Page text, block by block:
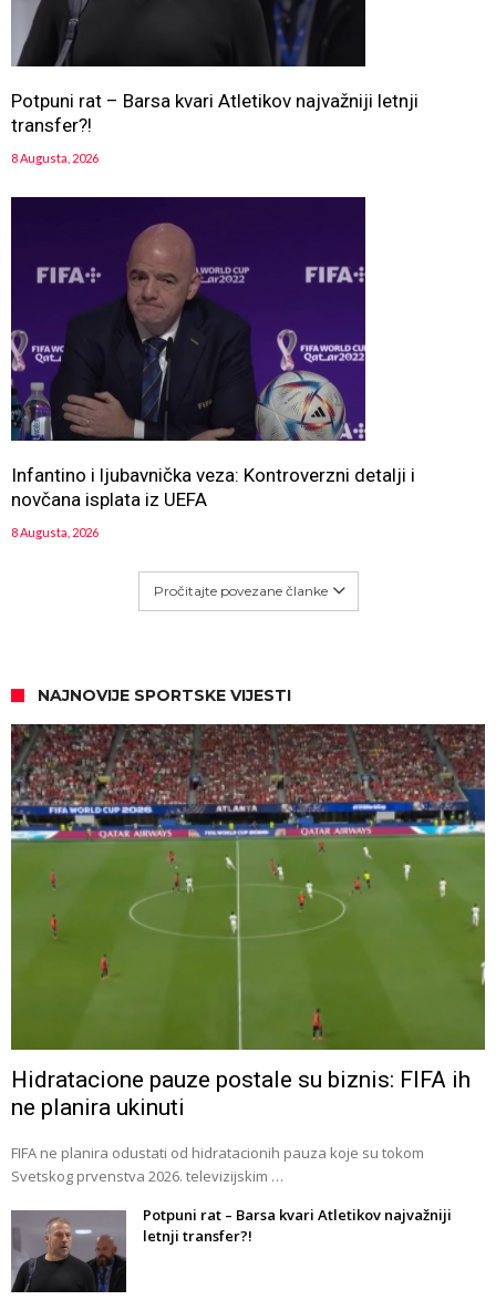
Potpuni rat – Barsa kvari Atletikov najvažniji letnji
transfer?!
8 Augusta, 2026
Infantino i ljubavnička veza: Kontroverzni detalji i
novčana isplata iz UEFA
8 Augusta, 2026
Pročitajte povezane članke
NAJNOVIJE SPORTSKE VIJESTI
Hidratacione pauze postale su biznis: FIFA ih
ne planira ukinuti
FIFA ne planira odustati od hidratacionih pauza koje su tokom
Svetskog prvenstva 2026. televizijskim …
Potpuni rat – Barsa kvari Atletikov najvažniji
letnji transfer?!